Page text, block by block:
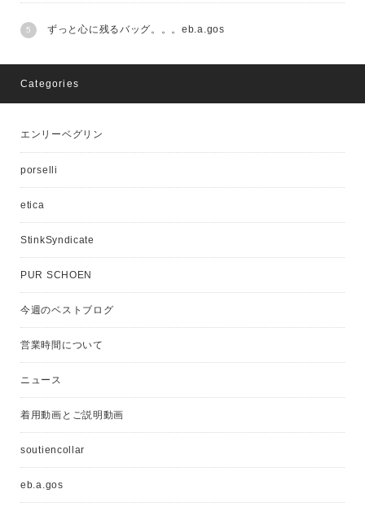
ずっと心に残るバッグ。。。eb.a.gos
Categories
エンリーベグリン
porselli
etica
StinkSyndicate
PUR SCHOEN
今週のベストブログ
営業時間について
ニュース
着用動画とご説明動画
soutiencollar
eb.a.gos